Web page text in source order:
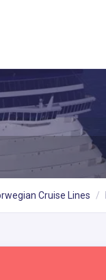
Cruise Lines